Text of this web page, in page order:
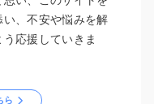
、不安や悩みを解
応援していきま
ら